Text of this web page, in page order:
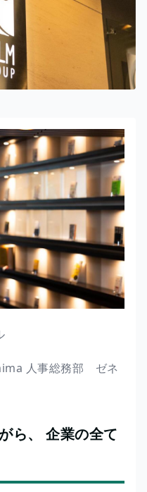
人事総務部 ゼネ
ら、 企業の全て